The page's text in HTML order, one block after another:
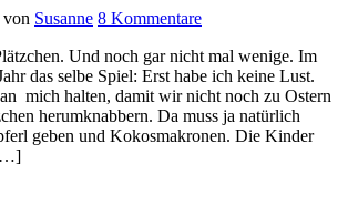
von Susanne 8 Kommentare
Und noch gar nicht mal wenige. Im
das selbe Spiel: Erst habe ich keine Lust.
mich halten, damit wir nicht noch zu Ostern
herumknabbern. Da muss ja natürlich
geben und Kokosmakronen. Die Kinder